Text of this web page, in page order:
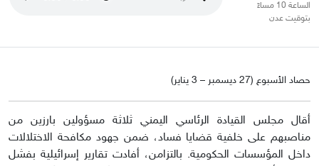
الساعة 10 مساءً
بتوقيت عدن
حصاد الأسبوع (27 ديسمبر – 3 يناير)
أقال مجلس القيادة الرئاسي اليمني ثلاثة مسؤولين بارزين من
مناصبهم على خلفية قضايا فساد، ضمن جهود مكافحة الاختلالات
داخل المؤسسات الحكومية. بالتزامن، أفادت تقارير إسرائيلية بفشل